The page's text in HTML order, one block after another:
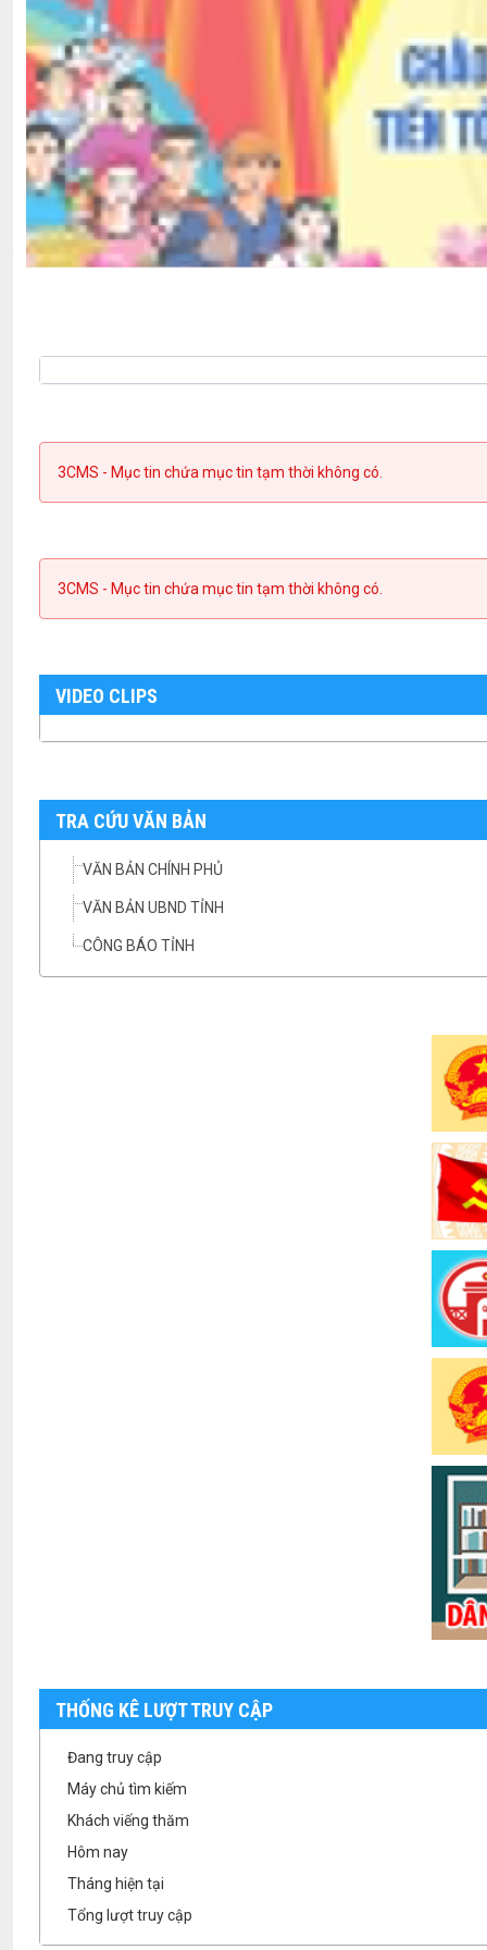
3CMS - Mục tin chứa mục tin tạm thời không có.
3CMS - Mục tin chứa mục tin tạm thời không có.
VIDEO CLIPS
TRA CỨU VĂN BẢN
VĂN BẢN CHÍNH PHỦ
VĂN BẢN UBND TỈNH
CÔNG BÁO TỈNH
THỐNG KÊ LƯỢT TRUY CẬP
Đang truy cập
Máy chủ tìm kiếm
Khách viếng thăm
Hôm nay
Tháng hiện tại
Tổng lượt truy cập